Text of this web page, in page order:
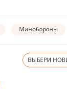
Минобороны
ВЫБЕРИ